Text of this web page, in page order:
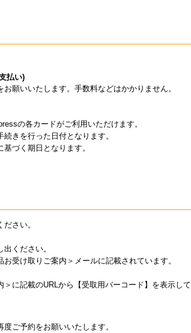
ャンセル
払い)
願いいたします。手数料などはかかりません。
の各カードがご利用いただけます。
きを行った日付となります。
づく期日となります。
さい。
ください。
受け取りご案内＞メールに記載されています。
に記載のURLから【受取用バーコード】を表示して
ご予約をお願いいたします。